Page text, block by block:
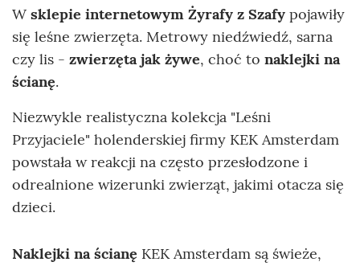
Wsklepie internetowym Żyrafy z Szafy pojawiły
się leśne zwierzęta. Metrowy niedźwiedź, sarna
czy lis - zwierzęta jak żywe, choć to naklejki na
ścianę.
Niezwykle realistyczna kolekcja "Leśni
Przyjaciele" holenderskiej firmy KEK Amsterdam
powstała w reakcji na często przesłodzone i
odrealnione wizerunki zwierząt, jakimi otacza się
dzieci.
Naklejki na ścianę KEK Amsterdam są świeże,